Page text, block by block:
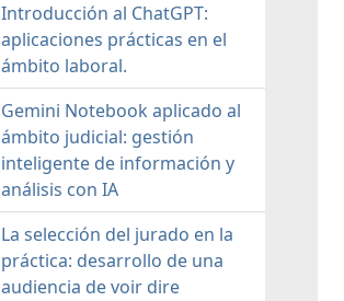
Introducción al ChatGPT:
aplicaciones prácticas en el
ámbito laboral.
Gemini Notebook aplicado al
ámbito judicial: gestión
inteligente de información y
análisis con IA
La selección del jurado en la
práctica: desarrollo de una
audiencia de voir dire